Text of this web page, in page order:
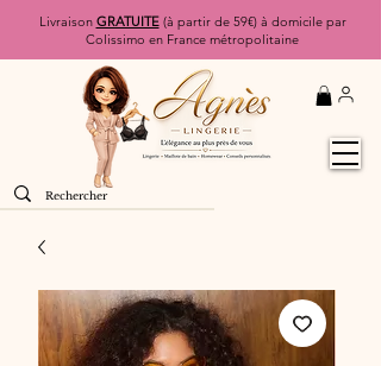
Livraison GRATUITE(à partir de 59€) à domicile par
Colissimo en France métropolitaine